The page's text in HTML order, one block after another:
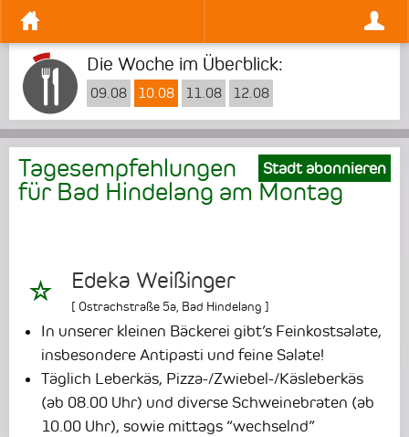
Die Woche im Überblick:
09.08 10.08 11.08 12.08
Stadt abonnieren
Tagesempfehlungen
für Bad Hindelang am Montag
Edeka Weißinger
[ Ostrachstraße 5a, Bad Hindelang ]
In unserer kleinen Bäckerei gibt’s Feinkostsalate,
insbesondere Antipasti und feine Salate!
Täglich Leberkäs, Pizza-/Zwiebel-/Käsleberkäs
(ab 08.00 Uhr) und diverse Schweinebraten (ab
10.00 Uhr), sowie mittags “wechselnd”